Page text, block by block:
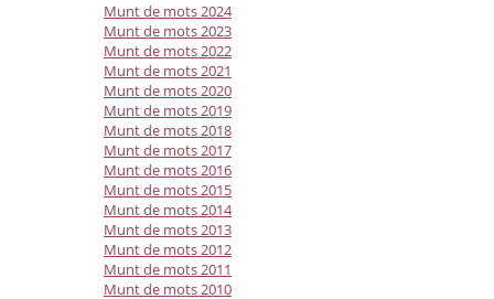
Munt de mots 2024
Munt de mots 2023
Munt de mots 2022
Munt de mots 2021
Munt de mots 2020
Munt de mots 2019
Munt de mots 2018
Munt de mots 2017
Munt de mots 2016
Munt de mots 2015
Munt de mots 2014
Munt de mots 2013
Munt de mots 2012
Munt de mots 2011
Munt de mots 2010